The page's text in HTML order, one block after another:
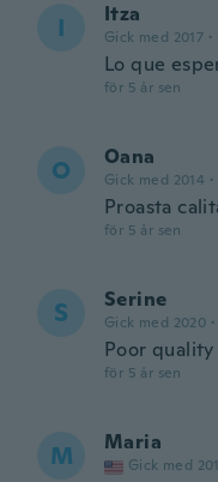
I Itza
Gick med 2017 ·
Lo que
för 5 år sen
O Oana
Gick med 2014 ·
Proasta
för 5 år sen
S Serine
Gick med 2020 ·
Poor quality
för 5 år sen
M Maria
Gick med